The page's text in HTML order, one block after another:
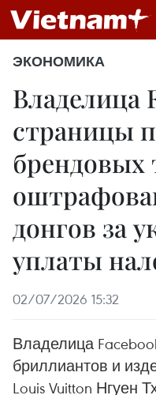
ЭКОНОМИКА
Владелица
страницы
брендовых
донгов за
уплаты
02/07/2026 15:32
Владелица
бриллиантов и
Louis Vuitton Нгуен